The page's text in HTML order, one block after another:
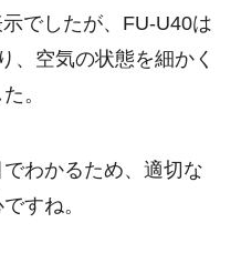
でしたが、FU-U40は
、空気の状態を細かく
。
わかるため、適切な
すね。